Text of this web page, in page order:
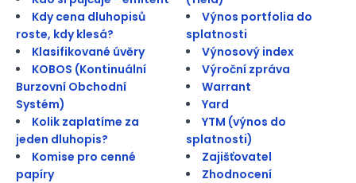
Kdy cena dluhopisů
roste, kdy klesá?
Klasifikované úvěry
KOBOS (Kontinuální
Burzovní Obchodní
Systém)
Kolik zaplatíme za
jeden dluhopis?
Komise pro cenné
papíry
Výnos portfolia do
splatnosti
Výnosový index
Výroční zpráva
Warrant
Yard
YTM (výnos do
splatnosti)
Zajišťovatel
Zhodnocení